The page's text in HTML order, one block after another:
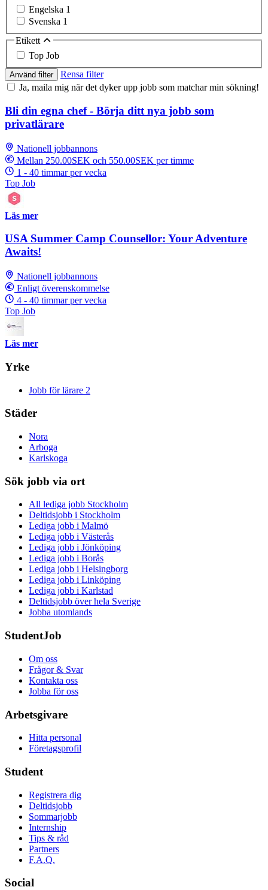
Engelska 1
Svenska 1
Etikett
Top Job
Använd filter
Rensa filter
Ja, maila mig när det dyker upp jobb som matchar min sökning!
Bli din egna chef - Börja ditt nya jobb som
privatlärare
Nationell jobbannons
Mellan 250.00SEK och 550.00SEK per timme
1 - 40 timmar per vecka
Top Job
Läs mer
USA Summer Camp Counsellor: Your Adventure
Awaits!
Nationell jobbannons
Enligt överenskommelse
4 - 40 timmar per vecka
Top Job
Läs mer
Yrke
Jobb för lärare 2
Städer
Nora
Arboga
Karlskoga
Sök jobb via ort
All lediga jobb Stockholm
Deltidsjobb i Stockholm
Lediga jobb i Malmö
Lediga jobb i Västerås
Lediga jobb i Jönköping
Lediga jobb i Borås
Lediga jobb i Helsingborg
Lediga jobb i Linköping
Lediga jobb i Karlstad
Deltidsjobb över hela Sverige
Jobba utomlands
StudentJob
Om oss
Frågor & Svar
Kontakta oss
Jobba för oss
Arbetsgivare
Hitta personal
Företagsprofil
Student
Registrera dig
Deltidsjobb
Sommarjobb
Internship
Tips & råd
Partners
F.A.Q.
Social